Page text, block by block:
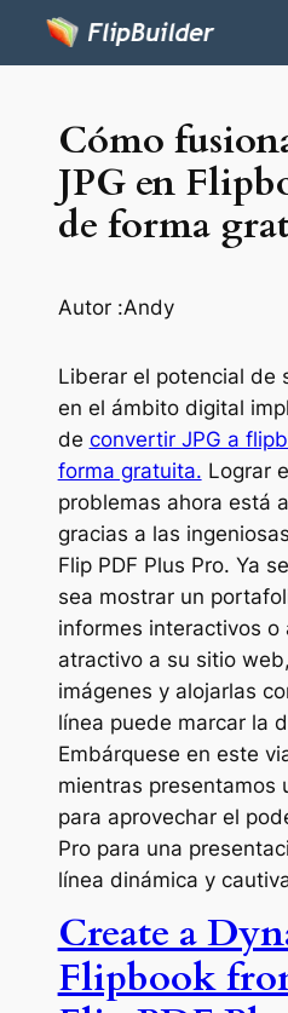
Cómo
JPG en
de forma
Autor :Andy
Liberar el potencial de
en el ámbito digital
de convertir JPG a
forma gratuita. Lograr
problemas ahora está
gracias a las
Flip PDF Plus Pro. Ya
sea mostrar un
informes interactivos o
atractivo a su sitio
imágenes y alojarlas
línea puede marcar la
Embárquese en este
mientras presentamos
para aprovechar el
Pro para una
línea dinámica y
Create a
Flipbook